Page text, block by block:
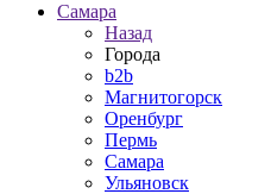
Самара
Назад
Города
b2b
Магнитогорск
Оренбург
Пермь
Самара
Ульяновск